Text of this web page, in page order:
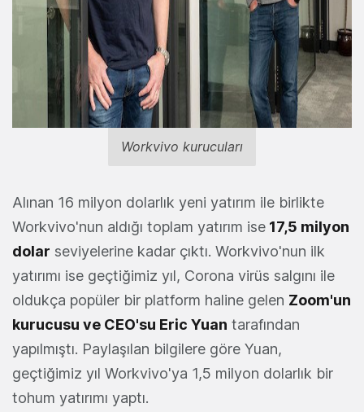
Workvivo kurucuları
Alınan 16 milyon dolarlık yeni yatırım ile birlikte
Workvivo'nun aldığı toplam yatırım ise 17,5 milyon
dolar seviyelerine kadar çıktı. Workvivo'nun ilk
yatırımı ise geçtiğimiz yıl, Corona virüs salgını ile
oldukça popüler bir platform haline gelen Zoom'un
kurucusu ve CEO'su Eric Yuan tarafından
yapılmıştı. Paylaşılan bilgilere göre Yuan,
geçtiğimiz yıl Workvivo'ya 1,5 milyon dolarlık bir
tohum yatırımı yaptı.